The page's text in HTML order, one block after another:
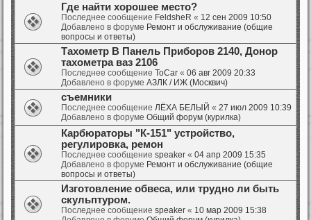
Где найти хорошее место?
Последнее сообщение FeldsheR « 12 сен 2009 10:50
Добавлено в форуме Ремонт и обслуживание (общие
вопросы и ответы)
Тахометр В Панель Приборов 2140, Донор
тахометра ваз 2106
Последнее сообщение ToCar « 06 авг 2009 20:33
Добавлено в форуме АЗЛК / ИЖ (Москвич)
съемники
Последнее сообщение ЛЁХА БЕЛЫЙ « 27 июл 2009 10:39
Добавлено в форуме Общий форум (курилка)
Карбюраторы "К-151" устройство,
регулировка, ремон
Последнее сообщение speaker « 04 апр 2009 15:35
Добавлено в форуме Ремонт и обслуживание (общие
вопросы и ответы)
Изготовление обвеса, или трудно ли быть
скульптуром.
Последнее сообщение speaker « 10 мар 2009 15:38